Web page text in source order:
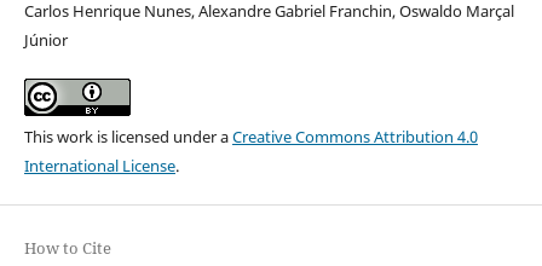
Carlos Henrique Nunes, Alexandre Gabriel Franchin, Oswaldo Marçal
Júnior
This work is licensed under aCreative Commons Attribution 4.0
International License.
How to Cite